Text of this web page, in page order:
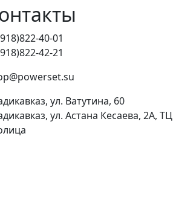
40-01
42-21
ул. Ватутина, 60
ул. Астана Кесаева, 2А, ТЦ